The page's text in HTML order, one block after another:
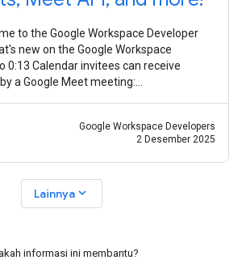
to the Google Workspace Developer
new on the Google Workspace
0:13 Calendar invitees can receive
a Google Meet meeting:
Google Workspace Developers
2 Desember 2025
Lainnyaexpand_more
informasi ini membantu?